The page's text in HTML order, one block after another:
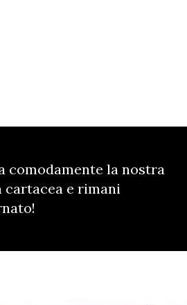
comodamente la nostra
cartacea e rimani